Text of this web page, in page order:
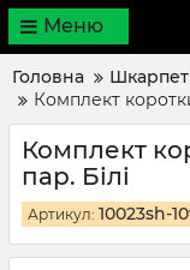
Меню
Головна
Комплект
Комплект
пар. Білі
Артикул: 10023sh-